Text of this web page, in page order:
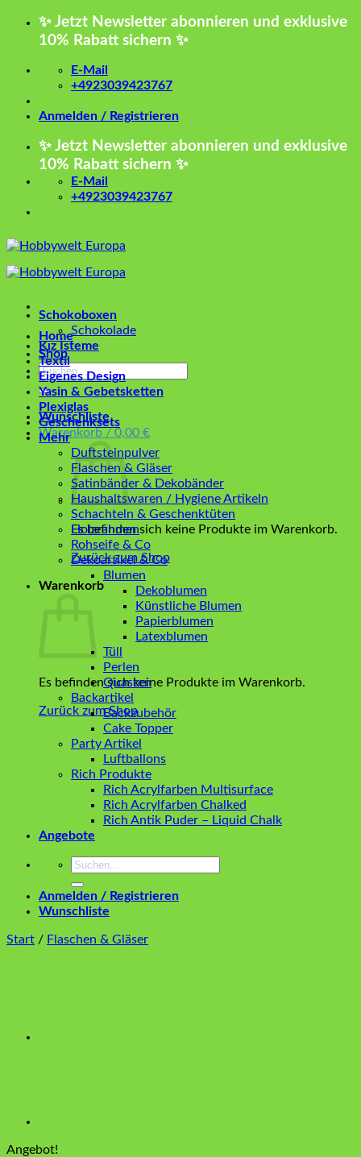
Zum
✨ Jetzt Newsletter abonnieren und exklusive
10% Rabatt sichern ✨
E-Mail
+4923039423767
Anmelden / Registrieren
✨ Jetzt Newsletter abonnieren und exklusive
10% Rabatt sichern ✨
E-Mail
+4923039423767
Home
Shop
Suchen
nach:
Wunschliste
Warenkorb / 0,00 €
Es befinden sich keine Produkte im Warenkorb.
Zurück zum Shop
Warenkorb
Es befinden sich keine Produkte im Warenkorb.
Zurück zum Shop
Schokoboxen
Schokolade
Kız İsteme
Textil
Eigenes Design
Yasin & Gebetsketten
Plexiglas
Geschenksets
Mehr
Duftsteinpulver
Flaschen & Gläser
Satinbänder & Dekobänder
Haushaltswaren / Hygiene Artikeln
Schachteln & Geschenktüten
Holzrahmen
Rohseife & Co
Dekoartikel & Co
Blumen
Dekoblumen
Künstliche Blumen
Papierblumen
Latexblumen
Tüll
Perlen
Quasten
Backartikel
Backzubehör
Cake Topper
Party Artikel
Luftballons
Rich Produkte
Rich Acrylfarben Multisurface
Rich Acrylfarben Chalked
Rich Antik Puder – Liquid Chalk
Angebote
Suchen
Anmelden / Registrieren
Wunschliste
Start / Flaschen & Gläser
Angebot!